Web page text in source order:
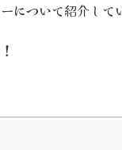
について紹介して